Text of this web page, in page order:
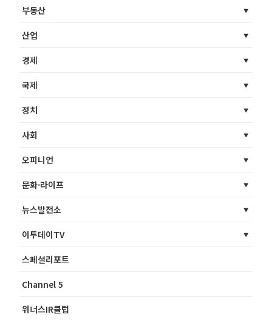
부동산
산업
경제
국제
정치
사회
오피니언
문화·라이프
뉴스발전소
이투데이TV
스페셜리포트
Channel 5
위너스IR클럽